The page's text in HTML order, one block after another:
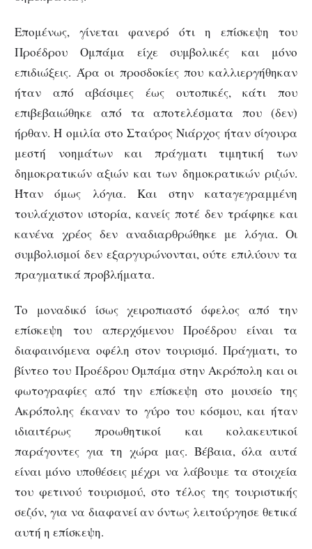
Επομένως, γίνεται φανερό ότι η επίσκεψη του
Προέδρου Ομπάμα είχε συμβολικές και μόνο
επιδιώξεις. Άρα οι προσδοκίες που καλλιεργήθηκαν
ήταν από αβάσιμες έως ουτοπικές, κάτι που
επιβεβαιώθηκε από τα αποτελέσματα που (δεν)
ήρθαν. Η ομιλία στο Σταύρος Νιάρχος ήταν σίγουρα
μεστή νοημάτων και πράγματι τιμητική των
δημοκρατικών αξιών και των δημοκρατικών ριζών.
Ήταν όμως λόγια. Και στην καταγεγραμμένη
τουλάχιστον ιστορία, κανείς ποτέ δεν τράφηκε και
κανένα χρέος δεν αναδιαρθρώθηκε με λόγια. Οι
συμβολισμοί δεν εξαργυρώνονται, ούτε επιλύουν τα
πραγματικά προβλήματα.
Το μοναδικό ίσως χειροπιαστό όφελος από την
επίσκεψη του απερχόμενου Προέδρου είναι τα
διαφαινόμενα οφέλη στον τουρισμό. Πράγματι, το
βίντεο του Προέδρου Ομπάμα στην Ακρόπολη και οι
φωτογραφίες από την επίσκεψη στο μουσείο της
Ακρόπολης έκαναν το γύρο του κόσμου, και ήταν
ιδιαιτέρως προωθητικοί και κολακευτικοί
παράγοντες για τη χώρα μας. Βέβαια, όλα αυτά
είναι μόνο υποθέσεις μέχρι να λάβουμε τα στοιχεία
του φετινού τουρισμού, στο τέλος της τουριστικής
σεζόν, για να διαφανεί αν όντως λειτούργησε θετικά
αυτή η επίσκεψη.